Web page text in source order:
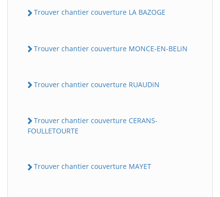
Trouver chantier couverture LA BAZOGE
Trouver chantier couverture MONCE-EN-BELiN
Trouver chantier couverture RUAUDiN
Trouver chantier couverture CERANS-
FOULLETOURTE
Trouver chantier couverture MAYET